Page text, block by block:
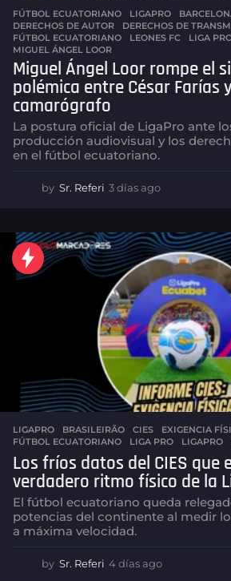
FÚTBOL ECUATORIANO ,LIGAPRO
DERECHOS DE AUTOR
,DERECHOS DE
FÚTBOL ECUATORIANO
,LEONES FC ,LIGA
MIGUEL ÁNGEL LOOR
Miguel Ángel Loor rompe el
polémica entre César Farías
camarógrafo
La postura oficial de LigaPro ante
producción audiovisual y los
en el fútbol ecuatoriano.
by Sr. Referi 3 días ago
a
s
a
g
o
LIGAPRO BRASILEIRÃO ,CIES ,EXIGENCIA
FÚTBOL ECUATORIANO
,LIGA PRO ,LIGAPRO
Los fríos datos del CIES que
verdadero ritmo físico de la
El fútbol ecuatoriano queda
potencias del continente al medir
a máxima velocidad.
by Sr. Referi 4 días ago